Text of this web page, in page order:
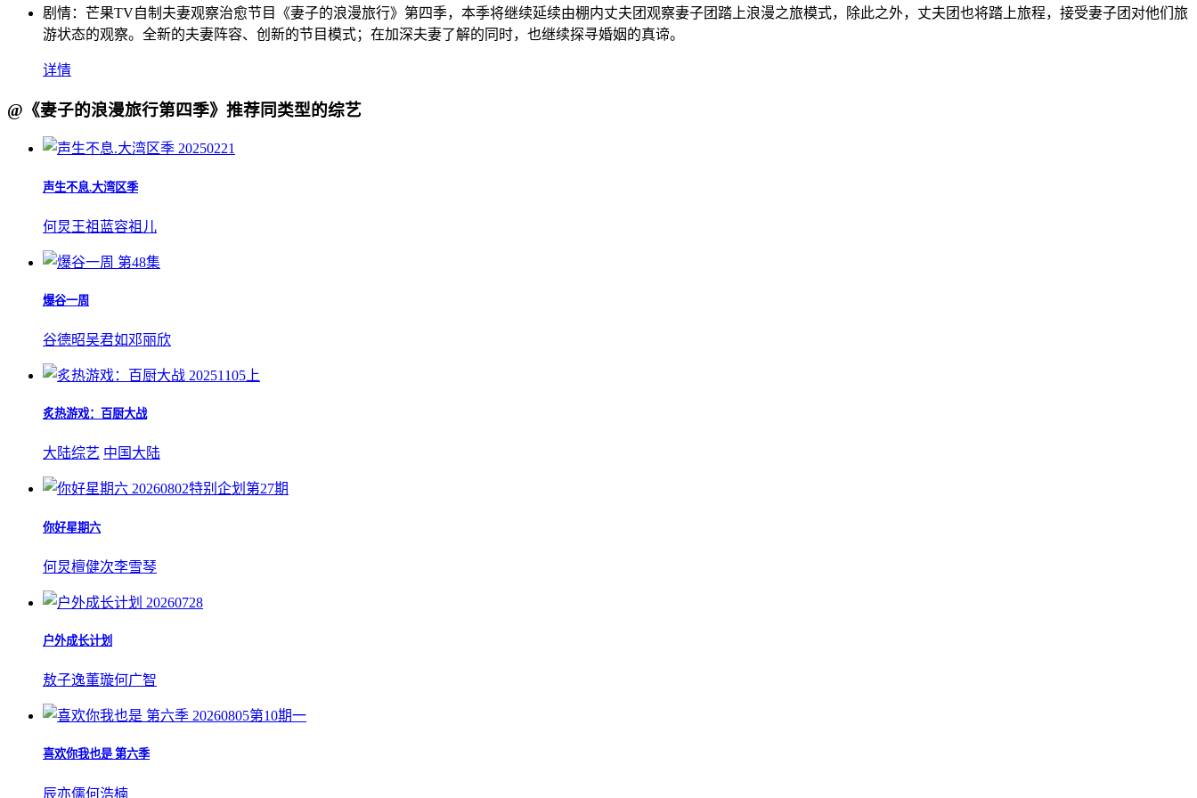
剧情： 芒果TV自制夫妻观察治愈节目《妻子的浪漫旅行》第四季，本季将继续延续由棚内丈夫团观察妻子团踏上浪漫之旅模式，除此之外，丈夫团也将踏上旅程，接受妻子团对他们旅
游状态的观察。全新的夫妻阵容、创新的节目模式；在加深夫妻了解的同时，也继续探寻婚姻的真谛。
详情
@《妻子的浪漫旅行第四季》推荐同类型的综艺
20250221
声生不息.大湾区季
何炅 王祖蓝容祖儿
第48集
爆谷一周
谷德昭吴君如邓丽欣
20251105上
炙热游戏：百厨大战
大陆综艺 中国大陆
20260802特别企划第27期
你好星期六
何炅檀健次李雪琴
20260728
户外成长计划
敖子逸董璇何广智
20260805第10期一
喜欢你我也是 第六季
辰亦儒何浩楠